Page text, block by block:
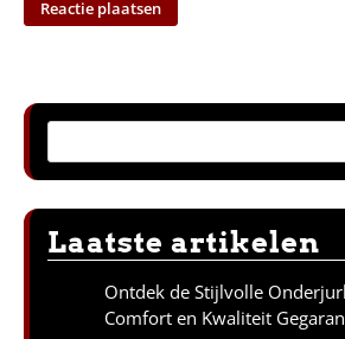
Laatste artikelen
Ontdek de Stijlvolle
Comfort en Kwaliteit